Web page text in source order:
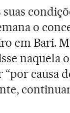
suas
o
em Bari.
naquela
“por causa